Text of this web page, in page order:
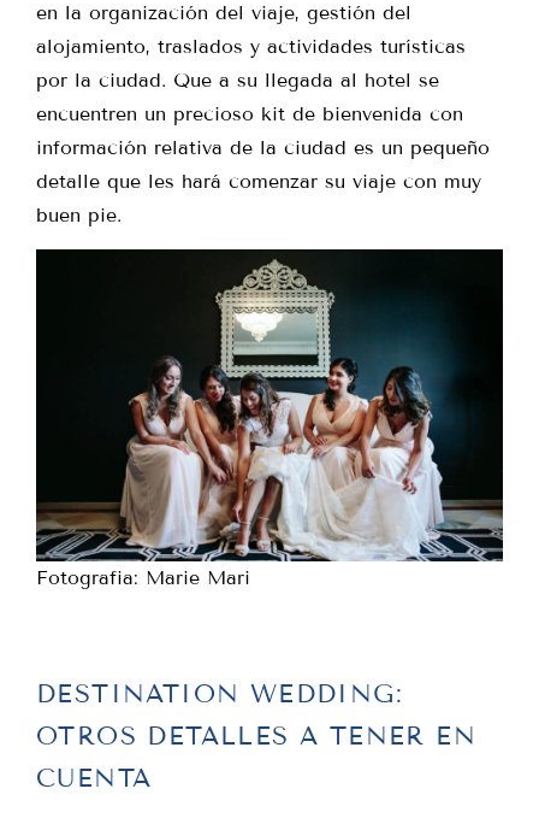
en la organización del viaje, gestión del
alojamiento, traslados y actividades turísticas
por la ciudad. Que a su llegada al hotel se
encuentren un precioso kit de bienvenida con
información relativa de la ciudad es un pequeño
detalle que les hará comenzar su viaje con muy
buen pie.
Fotografia: Marie Mari
DESTINATION WEDDING:
OTROS DETALLES A TENER EN
CUENTA